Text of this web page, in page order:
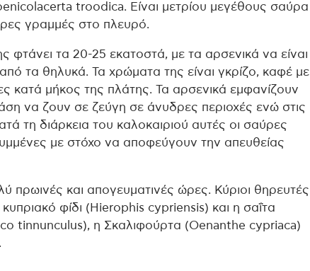
troodica. Είναι μετρίου μεγέθους σαύρα
γραμμές στο πλευρό.
φτάνει τα 20-25 εκατοστά, με τα αρσενικά να είναι
τα θηλυκά. Τα χρώματα της είναι γκρίζο, καφέ με
κατά μήκος της πλάτης. Τα αρσενικά εμφανίζουν
να ζουν σε ζεύγη σε άνυδρες περιοχές ενώ στις
τη διάρκεια του καλοκαιριού αυτές οι σαύρες
με στόχο να αποφεύγουν την απευθείας
πρωινές και απογευματινές ώρες. Κύριοι θηρευτές
φίδι (Hierophis cypriensis) και η σαΐτα
tinnunculus), η Σκαλιφούρτα (Oenanthe cypriaca)